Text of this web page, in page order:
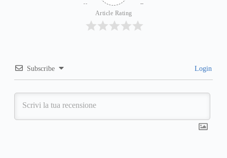
Article Rating
Subscribe Login